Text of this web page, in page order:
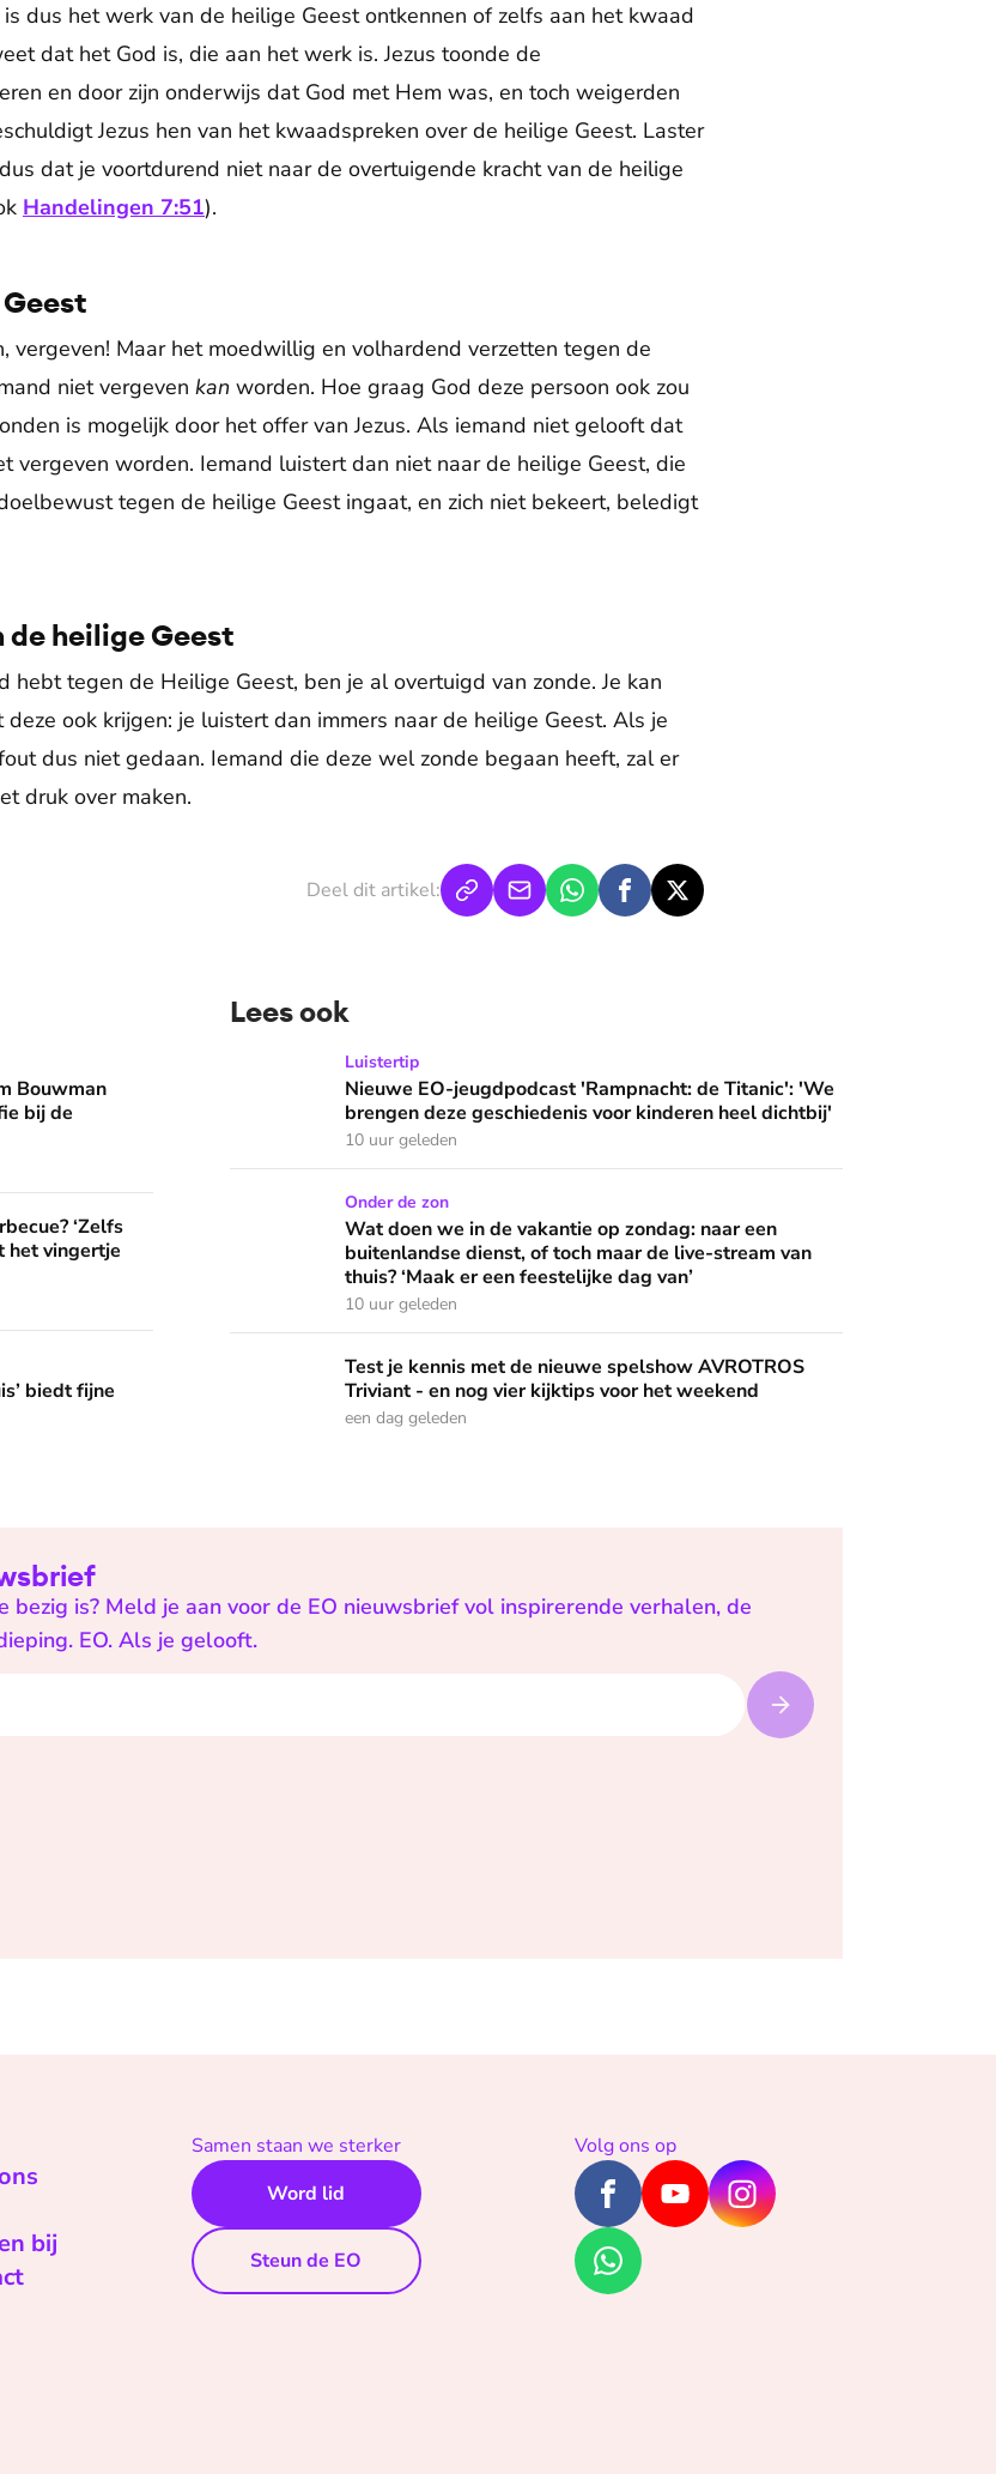
dus het werk van de heilige Geest ontkennen of zelfs aan het kwaad
dat het God is, die aan het werk is. Jezus toonde de
en door zijn onderwijs dat God met Hem was, en toch weigerden
Jezus hen van het kwaadspreken over de heilige Geest. Laster
dat je voortdurend niet naar de overtuigende kracht van de heilige
Handelingen 7:51).
vergeven! Maar het moedwillig en volhardend verzetten tegen de
niet vergeven kan worden. Hoe graag God deze persoon ook zou
is mogelijk door het offer van Jezus. Als iemand niet gelooft dat
vergeven worden. Iemand luistert dan niet naar de heilige Geest, die
tegen de heilige Geest ingaat, en zich niet bekeert, beledigt
de heilige Geest
tegen de Heilige Geest, ben je al overtuigd van zonde. Je kan
ook krijgen: je luistert dan immers naar de heilige Geest. Als je
dus niet gedaan. Iemand die deze wel zonde begaan heeft, zal er
druk over maken.
Deel dit artikel:
'Begin de dag met een kopje koffie bij de stacaravan'
Bouwman
bij de
buren vloeken, kun je beter niet met het vingertje wijzen’
‘Zelfs
het vingertje
biedt fijne
Lees ook
Nieuwe EO-jeugdpodcast 'Rampnacht: de Titanic': 'We brengen deze geschiedenis voor
Luistertip
Nieuwe EO-jeugdpodcast 'Rampnacht: de Titanic': 'We
brengen deze geschiedenis voor kinderen heel dichtbij'
10 uur geleden
Wat doen we in de vakantie op zondag: naar een buitenlandse dienst, of toch maar de
Onder de zon
Wat doen we in de vakantie op zondag: naar een
buitenlandse dienst, of toch maar de live-stream van
thuis? ‘Maak er een feestelijke dag van’
10 uur geleden
Test je kennis met de nieuwe spelshow AVROTROS Triviant - en nog vier kijktips voor
Test je kennis met de nieuwe spelshow AVROTROS
Triviant - en nog vier kijktips voor het weekend
een dag geleden
is? Meld je aan voor de EO nieuwsbrief vol inspirerende verhalen, de
EO. Als je gelooft.
bij
Samen staan we sterker
Word lid
Steun de EO
Volg ons op